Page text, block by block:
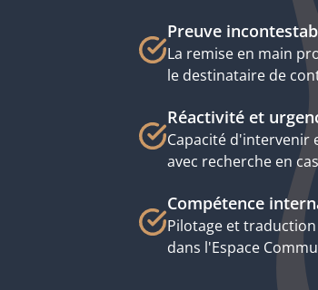
Preuve
La remise en main
le destinataire de
Réactivité et
Capacité d'intervenir
avec recherche en
Compétence
Pilotage et
dans l'Espace